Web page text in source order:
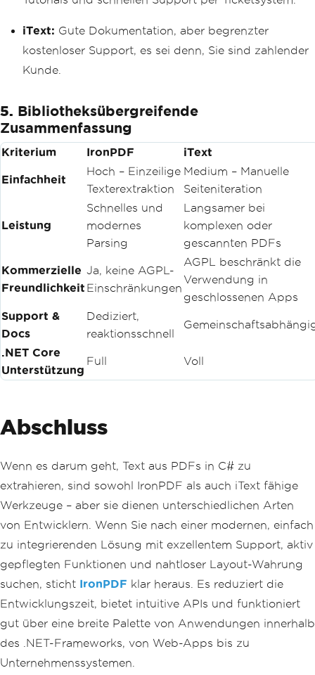
iText: Gute Dokumentation, aber begrenzter
kostenloser Support, es sei denn, Sie sind zahlender
Kunde.
5. Bibliotheksübergreifende
Zusammenfassung
Kriterium IronPDF iText
Einfachheit
Hoch – Einzeilige
Texterextraktion
Medium – Manuelle
Seiteniteration
Leistung
Schnelles und
modernes
Parsing
Langsamer bei
komplexen oder
gescannten PDFs
Kommerzielle
Freundlichkeit
Ja, keine AGPL-
Einschränkungen
AGPL beschränkt die
Verwendung in
geschlossenen Apps
Support &
Docs
Dediziert,
reaktionsschnell
.NET Core
Unterstützung
Full Voll
Abschluss
Wenn es darum geht, Text aus PDFs in C# zu
extrahieren, sind sowohl IronPDF als auch iText fähige
Werkzeuge – aber sie dienen unterschiedlichen Arten
von Entwicklern. Wenn Sie nach einer modernen, einfach
zu integrierenden Lösung mit exzellentem Support, aktiv
gepflegten Funktionen und nahtloser Layout-Wahrung
suchen, sticht IronPDF klar heraus. Es reduziert die
Entwicklungszeit, bietet intuitive APIs und funktioniert
gut über eine breite Palette von Anwendungen innerhalb
des .NET-Frameworks, von Web-Apps bis zu
Unternehmenssystemen.